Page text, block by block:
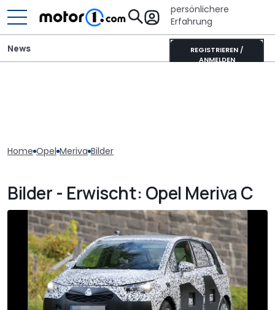
persönlichere
Erfahrung
REGISTRIEREN /
ANMELDEN
News
Home Opel Meriva Bilder
Bilder - Erwischt: Opel Meriva C